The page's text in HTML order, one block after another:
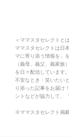
＜ママスタセレクトと
ママスタセレクトは日
マに寄り添う情報を」
（義母、義父、義家族
を日々配信しています。
不安なとき・笑いたい
り添った記事をお届け
ントなどが協力して、
※ママスタセレクト掲